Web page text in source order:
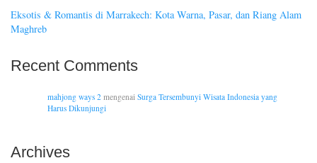
Eksotis & Romantis di Marrakech: Kota Warna, Pasar, dan Riang Alam
Maghreb
Recent Comments
mahjong ways 2mengenai Surga Tersembunyi Wisata Indonesia yang
Harus Dikunjungi
Archives